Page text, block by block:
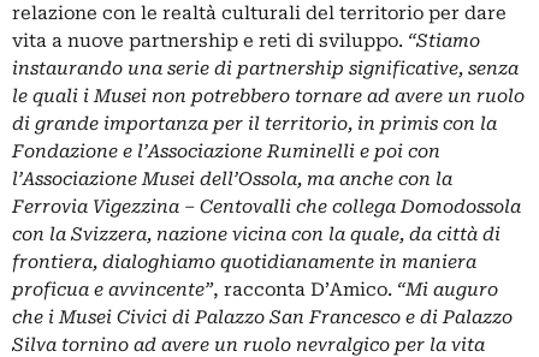
relazione con le realtà culturali del territorio per dare
vita a nuove partnership e reti di sviluppo. “Stiamo
instaurando una serie di partnership significative, senza
le quali i Musei non potrebbero tornare ad avere un ruolo
di grande importanza per il territorio, in primis con la
Fondazione e l’Associazione Ruminelli e poi con
l’Associazione Musei dell’Ossola, ma anche con la
Ferrovia Vigezzina – Centovalli che collega Domodossola
con la Svizzera, nazione vicina con la quale, da città di
frontiera, dialoghiamo quotidianamente in maniera
proficua e avvincente”, racconta D’Amico. “Mi auguro
che i Musei Civici di Palazzo San Francesco e di Palazzo
Silva tornino ad avere un ruolo nevralgico per la vita